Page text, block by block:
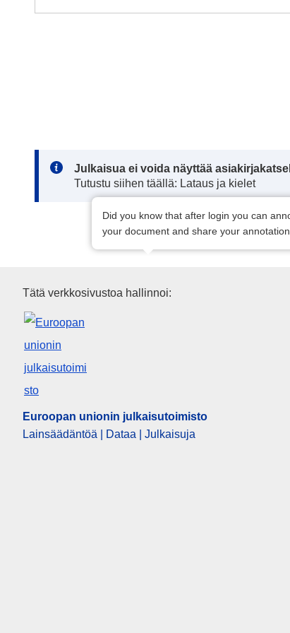
Note:
Julkaisua ei voida näyttää
Tutustu siihen täällä: Lataus ja kielet
Did you know that after login you can
your document and share your
Euroopan unionin
Tätä verkkosivustoa hallinnoi:
Euroopan unionin julkaisutoimisto
Lainsäädäntöä | Dataa | Julkaisuja